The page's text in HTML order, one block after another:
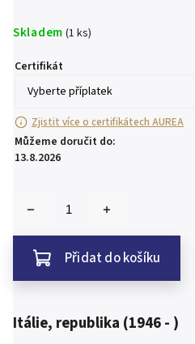
Skladem (1 ks)
Certifikát
Zjistit více o certifikátech AUREA
Můžeme doručit do:
13.8.2026
Přidat do košíku
Itálie, republika (1946 - )